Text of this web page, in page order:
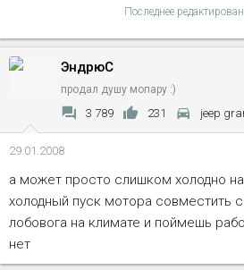
Последнее
ЭндрюС
продал душу мопару :)
3 789 231 jeep
29.01.2008
а может просто слишком холодно
холодный пуск мотора совместить
лобовога на климате и поймешь
нет